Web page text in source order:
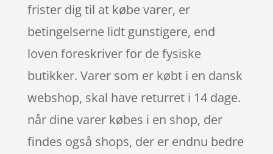
frister dig til at købe varer, er
betingelserne lidt gunstigere, end
loven foreskriver for de fysiske
butikker. Varer som er købt i en dansk
webshop, skal have returret i 14 dage.
når dine varer købes i en shop, der
findes også shops, der er endnu bedre